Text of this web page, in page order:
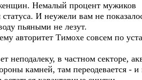
Немалый процент мужиков
И неужели вам не
пьяными не лезут.
авторитет Тимохе совсем по
в частном секторе,
камней, там переодевается - и